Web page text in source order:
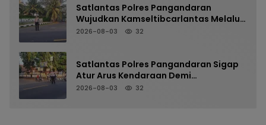
Satlantas Polres Pangandaran
Wujudkan Kamseltibcarlantas Melalui
Pelayanan Arus Pagi
2026-08-03 32
Satlantas Polres Pangandaran Sigap
Atur Arus Kendaraan Demi
Kenyamanan Pengguna Jalan
2026-08-03 32